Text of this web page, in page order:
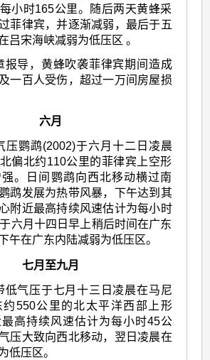
小时165公里。随后两天黄蜂采
菲律宾，并逐渐减弱，最后于五
吕宋海峡减弱为低压区 。
报导，黄蜂吹袭菲律宾期间造成
一百人受伤，超过一万间房屋损
六月
压鹦鹉(2002)于六月十二日凌晨
偏北约110公里的菲律宾上空形
。日间鹦鹉向西北移动横过南
鹉发展为热带风暴，下午达到其
附近最高持续风速估计为每小时
六月十四日早上稍后时间在广东
午在广东内陆减弱为低压区。
七月至九月
低气压于七月十三日凌晨在马尼
550公里的北太平洋西部上形
高持续风速估计为每小时45公
压大致向西北移动，翌日凌晨在
低压区。